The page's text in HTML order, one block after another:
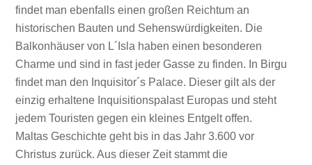
findet man ebenfalls einen großen Reichtum an
historischen Bauten und Sehenswürdigkeiten. Die
Balkonhäuser von L´Isla haben einen besonderen
Charme und sind in fast jeder Gasse zu finden. In Birgu
findet man den Inquisitor´s Palace. Dieser gilt als der
einzig erhaltene Inquisitionspalast Europas und steht
jedem Touristen gegen ein kleines Entgelt offen.
Maltas Geschichte geht bis in das Jahr 3.600 vor
Christus zurück. Aus dieser Zeit stammt die